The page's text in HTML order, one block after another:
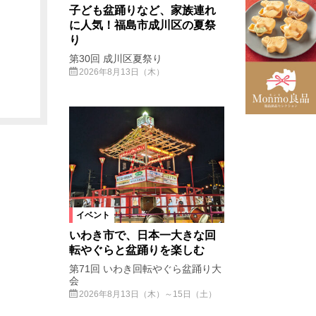
子ども盆踊りなど、家族連れ
に人気！福島市成川区の夏祭
り
第30回 成川区夏祭り
2026年8月13日（木）
イベント
いわき市で、日本一大きな回
転やぐらと盆踊りを楽しむ
第71回 いわき回転やぐら盆踊り大
会
2026年8月13日（木）～15日（土）